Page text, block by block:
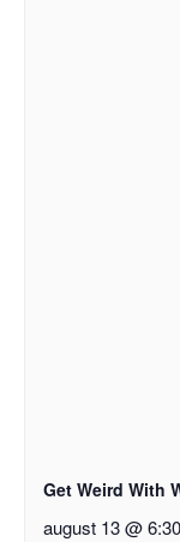
Get Weird With
august 13 @